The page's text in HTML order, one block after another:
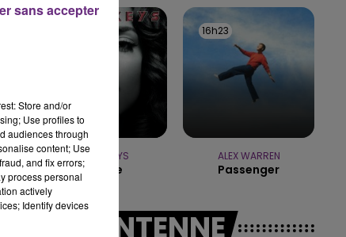
11h00 - 16h00
LE WEEK-END CHAMPAGNE FM
ALICIA KEYS
No One
16h23
16h23
ALEX WARREN
Passenger
A L'ANTENNE
Store and/or
Use profiles to
audiences through
content; Use
and fix errors;
process personal
actively
Identify devices
sans accepter